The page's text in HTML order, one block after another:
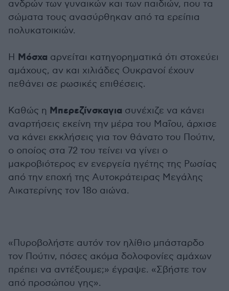
ανδρών των γυναικών και των παιδιών, που τα
σώματα τους ανασύρθηκαν από τα ερείπια
πολυκατοικιών.
Η Μόσχα αρνείται κατηγορηματικά ότι στοχεύει
αμάχους, αν και χιλιάδες Ουκρανοί έχουν
πεθάνει σε ρωσικές επιθέσεις.
Καθώς η Μπερεζίνσκαγια συνέχιζε να κάνει
αναρτήσεις εκείνη την μέρα του Μαΐου, άρχισε
να κάνει εκκλήσεις για τον θάνατο του Πούτιν,
ο οποίος στα 72 του τείνει να γίνει ο
μακροβιότερος εν ενεργεία ηγέτης της Ρωσίας
από την εποχή της Αυτοκράτειρας Μεγάλης
Αικατερίνης τον 18ο αιώνα.
«Πυροβολήστε αυτόν τον ηλίθιο μπάσταρδο
τον Πούτιν, πόσες ακόμα δολοφονίες αμάχων
πρέπει να αντέξουμε;» έγραψε. «Σβήστε τον
από προσώπου γης».